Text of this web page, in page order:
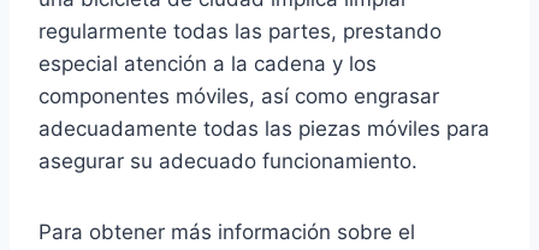
regularmente todas las partes, prestando
especial atención a la cadena y los
componentes móviles, así como engrasar
adecuadamente todas las piezas móviles para
asegurar su adecuado funcionamiento.
Para obtener más información sobre el